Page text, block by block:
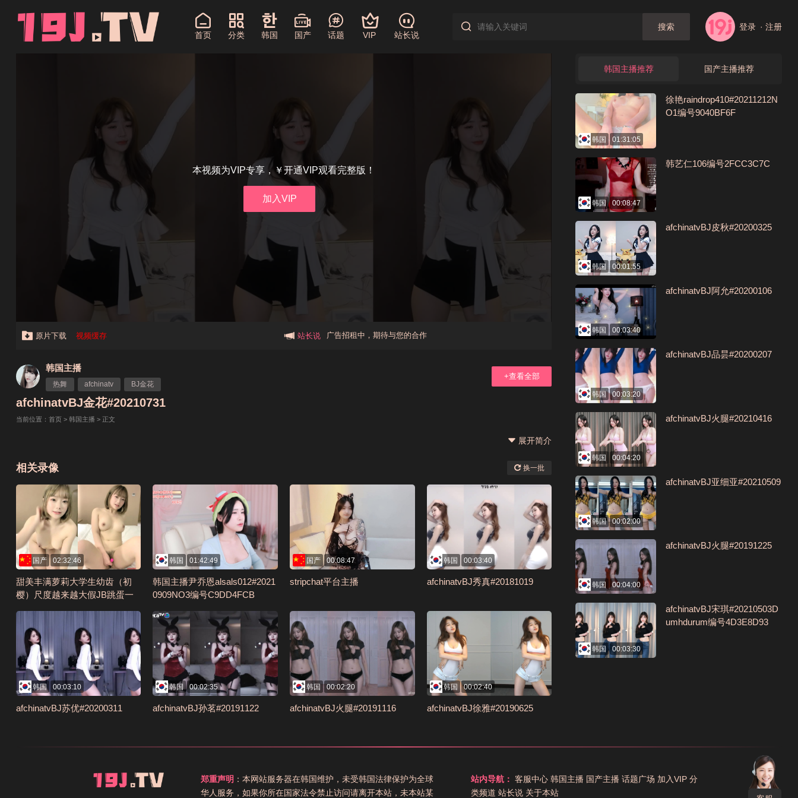
首页 分类 韩国 国产 话题 VIP 站长说
搜索 登录 · 注册
本视频为VIP专享，￥开通VIP观看完整版！
加入VIP
原片下载 视频缓存 站长说
本站大事件(19j网站发展历程)
广告招租中，期待与您的合作
韩国主播
热舞 afchinatv BJ金花
+查看全部
afchinatvBJ金花#20210731
当前位置： 首页 > 韩国主播 > 正文
展开简介
相关录像 换一批
国产 02:32:46
甜美丰满萝莉大学生幼齿（初
樱）尺度越来越大假JB跳蛋一
韩国 01:42:49
韩国主播尹乔恩alsals012#2021
0909NO3编号C9DD4FCB
国产 00:08:47
stripchat平台主播
韩国 00:03:40
afchinatvBJ秀真#20181019
韩国 00:03:10
afchinatvBJ苏优#20200311
韩国 00:02:35
afchinatvBJ孙茗#20191122
韩国 00:02:20
afchinatvBJ火腿#20191116
韩国 00:02:40
afchinatvBJ徐雅#20190625
韩国主播推荐 国产主播推荐
韩国 01:31:05
徐艳raindrop410#20211212N
O1编号9040BF6F
韩国 00:08:47
韩艺仁106编号2FCC3C7C
韩国 00:01:55
afchinatvBJ皮秋#20200325
韩国 00:03:40
afchinatvBJ阿允#20200106
韩国 00:03:20
afchinatvBJ品昙#20200207
韩国 00:04:20
afchinatvBJ火腿#20210416
韩国 00:02:00
afchinatvBJ亚细亚#20210509
韩国 00:04:00
afchinatvBJ火腿#20191225
韩国 00:03:30
afchinatvBJ宋琪#20210503D
umhdurum编号4D3E8D93
郑重声明 ：本网站服务器在韩国维护，未受韩国法律保护为全球
华人服务，如果你所在国家法令禁止访问请离开本站，未本站某
站内导航： 客服中心 韩国主播 国产主播 话题广场 加入VIP 分
类频道 站长说 关于本站